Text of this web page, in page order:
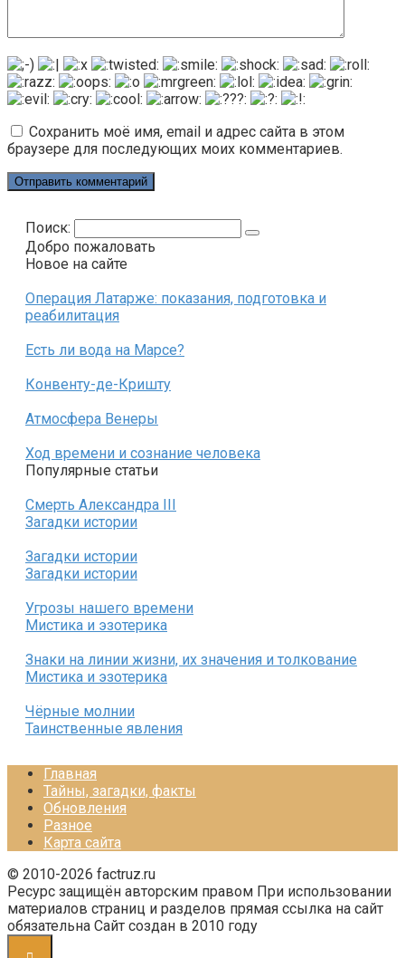
Сохранить моё имя, email и адрес сайта в этом
браузере для последующих моих комментариев.
Поиск:
Добро пожаловать
Новое на сайте
Операция Латарже: показания, подготовка и
реабилитация
Есть ли вода на Марсе?
Конвенту-де-Кришту
Атмосфера Венеры
Ход времени и сознание человека
Популярные статьи
Смерть Александра III
Загадки истории
Загадки истории
Загадки истории
Угрозы нашего времени
Мистика и эзотерика
Знаки на линии жизни, их значения и толкование
Мистика и эзотерика
Чёрные молнии
Таинственные явления
Главная
Тайны, загадки, факты
Обновления
Разное
Карта сайта
© 2010-2026 factruz.ru
Ресурс защищён авторским правом При использовании
материалов страниц и разделов прямая ссылка на сайт
обязательна Сайт создан в 2010 году